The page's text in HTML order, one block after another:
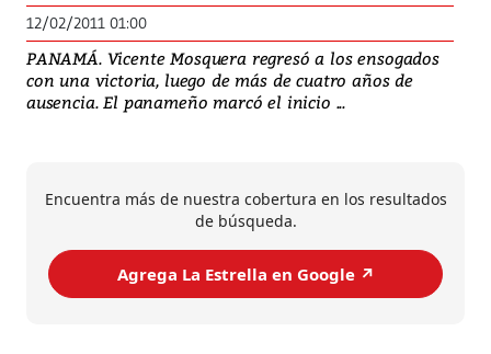
12/02/2011 01:00
PANAMÁ. Vicente Mosquera regresó a los ensogados
con una victoria, luego de más de cuatro años de
ausencia. El panameño marcó el inicio ...
Encuentra más de nuestra cobertura en los resultados
de búsqueda.
Agrega La Estrella en Google ↗️